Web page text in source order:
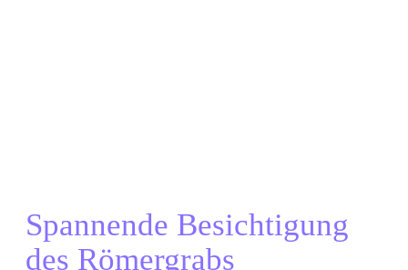
Spannende Besichtigung
des Römergrabs